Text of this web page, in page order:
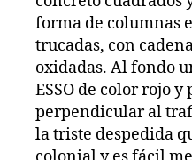
forma de columnas
trucadas, con
oxidadas. Al fondo
ESSO de color rojo
perpendicular al
la triste despedida